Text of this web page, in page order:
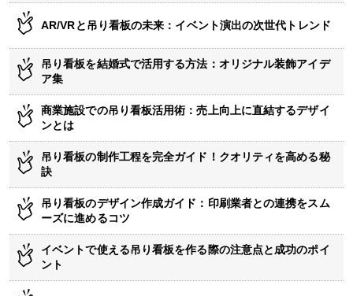
AR/VRと吊り看板の未来：イベント演出の次世代トレンド
吊り看板を結婚式で活用する方法：オリジナル装飾アイデ
ア集
商業施設での吊り看板活用術：売上向上に直結するデザイ
ンとは
吊り看板の制作工程を完全ガイド！クオリティを高める秘
訣
吊り看板のデザイン作成ガイド：印刷業者との連携をスム
ーズに進めるコツ
イベントで使える吊り看板を作る際の注意点と成功のポイ
ント